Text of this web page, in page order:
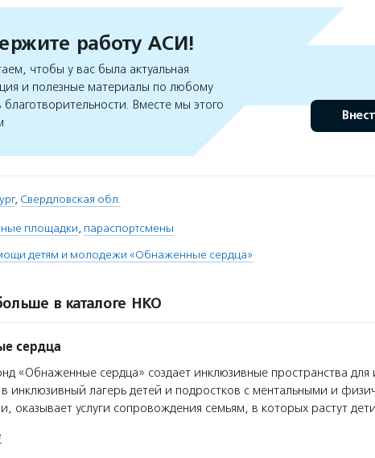
работу АСИ!
чтобы у вас была актуальная
и полезные материалы по любому
благотворительности. Вместе мы этого
, Свердловская обл.
площадки, параспортсмены
детям и молодежи «Обнаженные сердца»
в каталоге НКО
сердца
«Обнаженные сердца» создает инклюзивные пространства
инклюзивный лагерь детей и подростков с ментальными и
оказывает услуги сопровождения семьям, в которых растут